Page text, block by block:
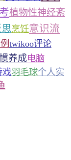
植物性神经紊
思烹饪意识流
twikoo评论
养成电脑
戏羽毛球个人实